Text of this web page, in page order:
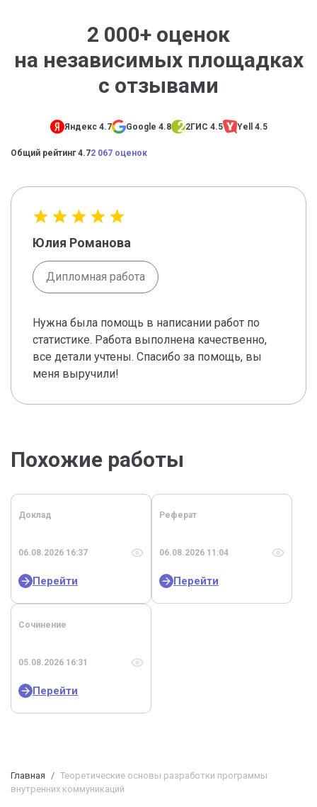
2 000+ оценок
на независимых площадках
с отзывами
Яндекс 4.7 Google 4.8 2ГИС 4.5 Yell 4.5
Общий рейтинг 4.72 067 оценок
Юлия Романова
Дипломная работа
Нужна была помощь в написании работ по
статистике. Работа выполнена качественно,
все детали учтены. Спасибо за помощь, вы
меня выручили!
Похожие работы
Доклад
06.08.2026 16:37
Перейти
Реферат
06.08.2026 11:04
Перейти
Сочинение
05.08.2026 16:31
Перейти
Главная
Теоретические основы разработки программы
внутренних коммуникаций